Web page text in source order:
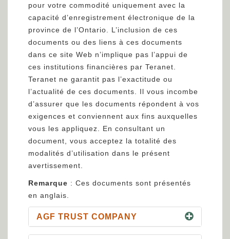
pour votre commodité uniquement avec la
capacité d’enregistrement électronique de la
province de l’Ontario. L’inclusion de ces
documents ou des liens à ces documents
dans ce site Web n’implique pas l’appui de
ces institutions financières par Teranet.
Teranet ne garantit pas l’exactitude ou
l’actualité de ces documents. Il vous incombe
d’assurer que les documents répondent à vos
exigences et conviennent aux fins auxquelles
vous les appliquez. En consultant un
document, vous acceptez la totalité des
modalités d’utilisation dans le présent
avertissement.
Remarque : Ces documents sont présentés
en anglais.
AGF TRUST COMPANY